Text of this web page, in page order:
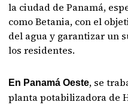
la ciudad de Panamá,
como Betania, con el
del agua y garantizar un
los residentes.
En Panamá Oeste, se
planta potabilizadora de